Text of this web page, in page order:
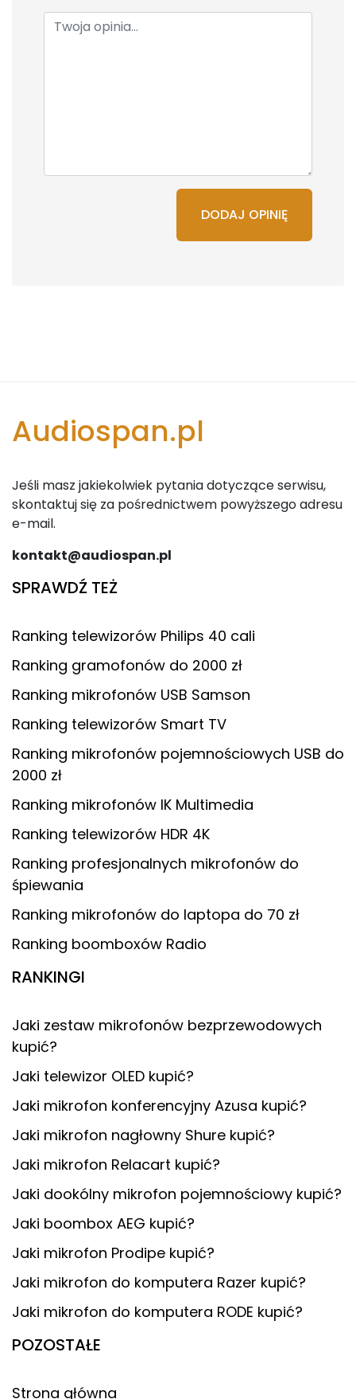
DODAJ OPINIĘ
Audiospan.pl
Jeśli masz jakiekolwiek pytania dotyczące serwisu,
skontaktuj się za pośrednictwem powyższego adresu
e-mail.
kontakt@audiospan.pl
SPRAWDŹ TEŻ
Ranking telewizorów Philips 40 cali
Ranking gramofonów do 2000 zł
Ranking mikrofonów USB Samson
Ranking telewizorów Smart TV
Ranking mikrofonów pojemnościowych USB do
2000 zł
Ranking mikrofonów IK Multimedia
Ranking telewizorów HDR 4K
Ranking profesjonalnych mikrofonów do
śpiewania
Ranking mikrofonów do laptopa do 70 zł
Ranking boomboxów Radio
RANKINGI
Jaki zestaw mikrofonów bezprzewodowych
kupić?
Jaki telewizor OLED kupić?
Jaki mikrofon konferencyjny Azusa kupić?
Jaki mikrofon nagłowny Shure kupić?
Jaki mikrofon Relacart kupić?
Jaki dookólny mikrofon pojemnościowy kupić?
Jaki boombox AEG kupić?
Jaki mikrofon Prodipe kupić?
Jaki mikrofon do komputera Razer kupić?
Jaki mikrofon do komputera RODE kupić?
POZOSTAŁE
Strona główna